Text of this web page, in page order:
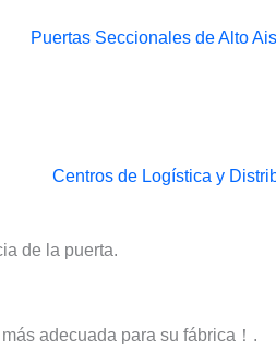
de la puerta.
adecuada para su fábrica！.